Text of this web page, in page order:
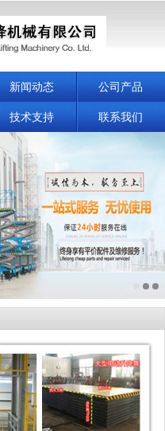
新闻动态 公司产品
技术支持 联系我们